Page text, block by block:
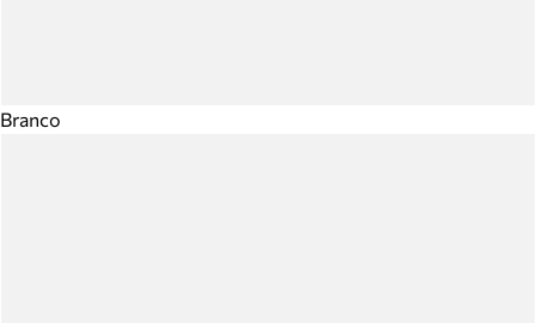
Branco